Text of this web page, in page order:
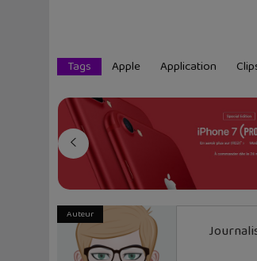
Tags Apple Application
Auteur